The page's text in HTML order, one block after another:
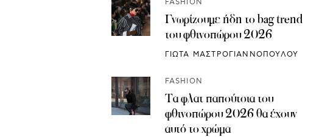
FASHION
Γνωρίζουμε ήδη το bag trend
του φθινοπώρου 2026
ΓΙΩΤΑ ΜΑΣΤΡΟΓΙΑΝΝΟΠΟΥΛΟΥ
FASHION
Τα φλατ παπούτσια του
φθινοπώρου 2026 θα έχουν
αυτό το χρώμα